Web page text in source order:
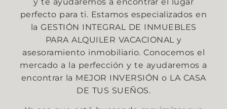
perfecto para ti. Estamos especializados en
la GESTIÓN INTEGRAL DE INMUEBLES
PARA ALQUILER VACACIONAL y
asesoramiento inmobiliario. Conocemos el
mercado a la perfección y te ayudaremos a
encontrar la MEJOR INVERSIÓN o LA CASA
DE TUS SUEÑOS.